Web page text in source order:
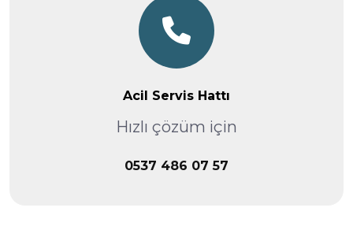
Acil Servis Hattı
Hızlı çözüm için
0537 486 07 57